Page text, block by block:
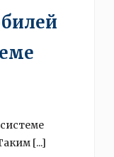
[...]